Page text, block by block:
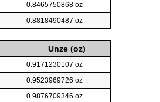
0.8465750868 oz
0.8818490487 oz
Unze (oz)
0.9171230107 oz
0.9523969726 oz
0.9876709346 oz